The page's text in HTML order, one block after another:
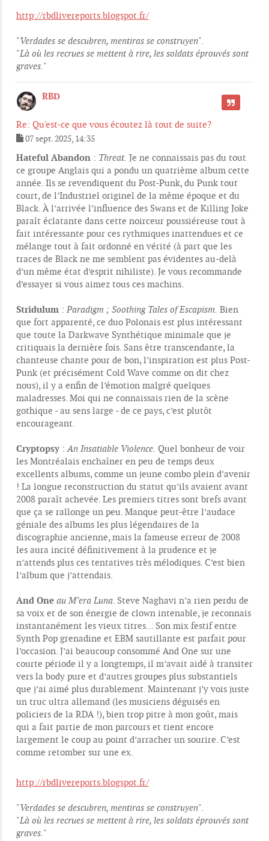
http://rbdlivereports.blogspot.fr/
"Verdades se descubren, mentiras se construyen".
"Là où les recrues se mettent à rire, les soldats éprouvés sont
graves. "
RBD
Re: Qu'est-ce que vous écoutez là tout de suite?
CITER
e
s
a
g
e
07 sept. 2025, 14:35
Hateful Abandon : Threat. Je ne connaissais pas du tout
ce groupe Anglais qui a pondu un quatrième album cette
année. Ils se revendiquent du Post-Punk, du Punk tout
court, de l’Industriel originel de la même époque et du
Black. À l’arrivée l’influence des Swans et de Killing Joke
paraît éclatante dans cette noirceur poussiéreuse tout à
fait intéressante pour ces rythmiques inattendues et ce
mélange tout à fait ordonné en vérité (à part que les
traces de Black ne me semblent pas évidentes au-delà
d’un même état d’esprit nihiliste). Je vous recommande
d’essayer si vous aimez tous ces machins.
Stridulum :Paradigm ; Soothing Tales of Escapism. Bien
que fort apparenté, ce duo Polonais est plus intéressant
que toute la Darkwave Synthétique minimale que je
critiquais la dernière fois. Sans être transcendante, la
chanteuse chante pour de bon, l’inspiration est plus Post-
Punk (et précisément Cold Wave comme on dit chez
nous), il y a enfin de l’émotion malgré quelques
maladresses. Moi qui ne connaissais rien de la scène
gothique - au sens large - de ce pays, c’est plutôt
encourageant.
Cryptopsy :An Insatiable Violence. Quel bonheur de voir
les Montréalais enchaîner en peu de temps deux
excellents albums, comme un jeune combo plein d’avenir
! La longue reconstruction du statut qu’ils avaient avant
2008 paraît achevée. Les premiers titres sont brefs avant
que ça se rallonge un peu. Manque peut-être l’audace
géniale des albums les plus légendaires de la
discographie ancienne, mais la fameuse erreur de 2008
les aura incité définitivement à la prudence et je
n’attends plus ces tentatives très mélodiques. C’est bien
l’album que j’attendais.
And One au M’era Luna. Steve Naghavi n’a rien perdu de
sa voix et de son énergie de clown intenable, je reconnais
instantanément les vieux titres… Son mix festif entre
Synth Pop grenadine et EBM sautillante est parfait pour
l’occasion. J’ai beaucoup consommé And One sur une
courte période il y a longtemps, il m’avait aidé à transiter
vers la body pure et d’autres groupes plus substantiels
que j’ai aimé plus durablement. Maintenant j’y vois juste
un truc ultra allemand (les musiciens déguisés en
policiers de la RDA !), bien trop pitre à mon goût, mais
qui a fait partie de mon parcours et tient encore
largement le coup au point d’arracher un sourire. C’est
comme retomber sur une ex.
http://rbdlivereports.blogspot.fr/
"Verdades se descubren, mentiras se construyen".
"Là où les recrues se mettent à rire, les soldats éprouvés sont
graves. "